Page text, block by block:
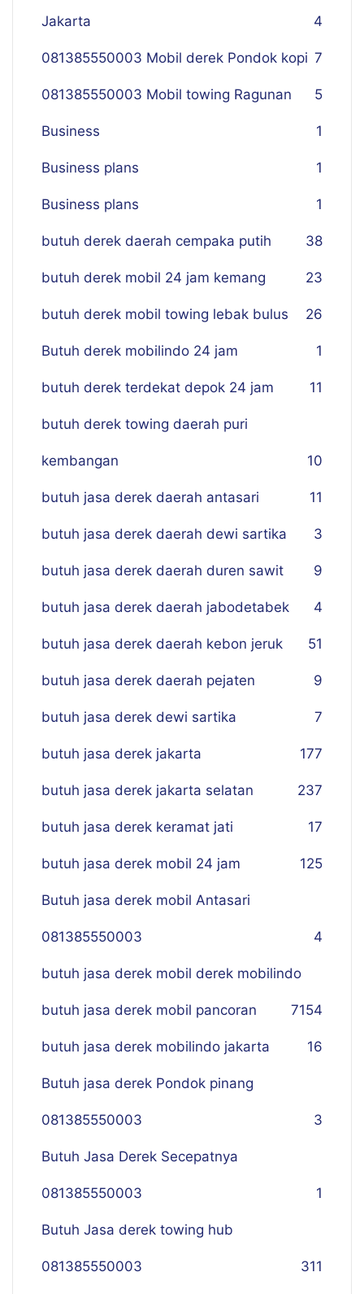
Jakarta 4
081385550003 Mobil derek Pondok kopi 7
081385550003 Mobil towing Ragunan 5
Business 1
Business plans 1
Business plans 1
butuh derek daerah cempaka putih 38
butuh derek mobil 24 jam kemang 23
butuh derek mobil towing lebak bulus 26
Butuh derek mobilindo 24 jam 1
butuh derek terdekat depok 24 jam 11
butuh derek towing daerah puri
kembangan 10
butuh jasa derek daerah antasari 11
butuh jasa derek daerah dewi sartika 3
butuh jasa derek daerah duren sawit 9
butuh jasa derek daerah jabodetabek 4
butuh jasa derek daerah kebon jeruk 51
butuh jasa derek daerah pejaten 9
butuh jasa derek dewi sartika 7
butuh jasa derek jakarta 177
butuh jasa derek jakarta selatan 237
butuh jasa derek keramat jati 17
butuh jasa derek mobil 24 jam 125
Butuh jasa derek mobil Antasari
081385550003 4
butuh jasa derek mobil derek mobilindo
154
butuh jasa derek mobil pancoran 7
butuh jasa derek mobilindo jakarta 16
Butuh jasa derek Pondok pinang
081385550003 3
Butuh Jasa Derek Secepatnya
081385550003 1
Butuh Jasa derek towing hub
081385550003 311